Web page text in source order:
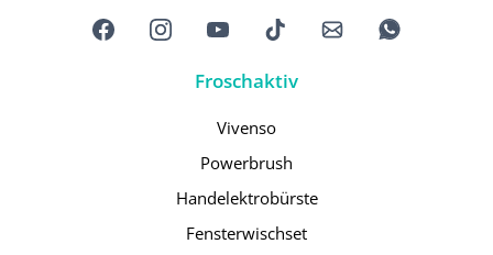
Froschaktiv
Vivenso
Powerbrush
Handelektrobürste
Fensterwischset